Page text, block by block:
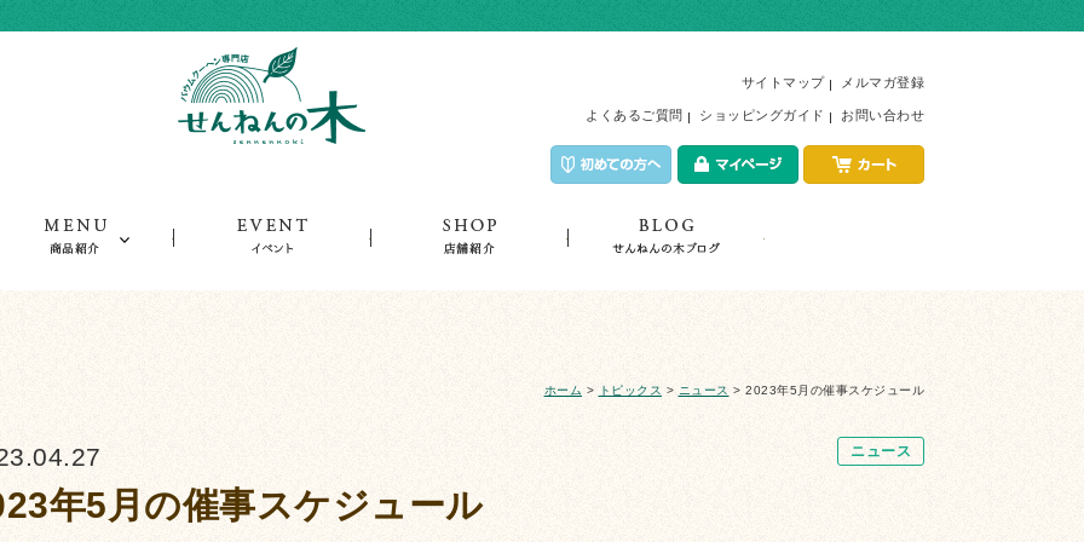
サイトマップ メルマガ登録
よくあるご質問 ショッピングガイド お問い合わせ
商品紹介 イベント 店舗紹介
ホーム > トピックス > ニュース > 2023年5月の催事スケジュール
ニュース
年5月の催事スケジュール